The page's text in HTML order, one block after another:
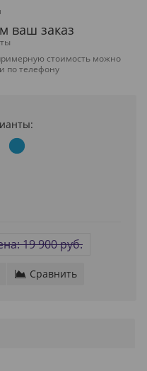
ваш заказ
стоимость можно
по телефону
19 900 руб.
Сравнить